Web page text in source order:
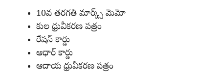
10వ తరగతి మార్క్స్ మెమో
కుల ధ్రువీకరణ పత్రం
రేషన్ కార్డు
ఆధార్ కార్డు
ఆదాయ ధ్రువీకరణ పత్రం